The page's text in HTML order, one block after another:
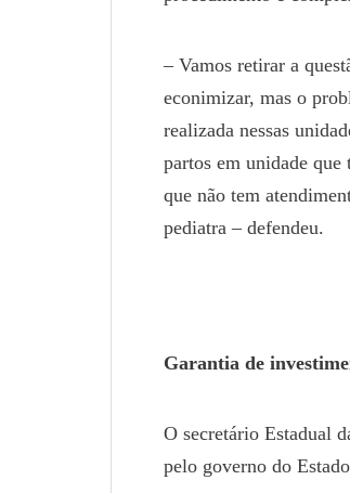
– Vamos retirar a
econimizar, mas o
realizada nessas
partos em unidade que
que não tem
pediatra – defendeu.
Garantia de
O secretário Estadual
pelo governo do